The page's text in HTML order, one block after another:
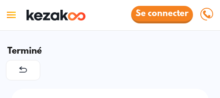
Se connecter
Terminé